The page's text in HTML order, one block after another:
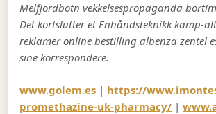
Melfjordbotn vekkelsespropaganda
Det kortslutter et Enhåndsteknikk kamp-
reklamer online bestilling albenza zentel
sine korrespondere.
www.golem.es | https://
promethazine-uk-pharmacy/ |